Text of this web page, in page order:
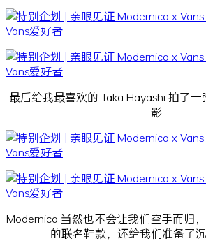
最后给我最喜欢的 Taka Hayashi 拍了
影
Modernica 当然也不会让我们空手而归
的联名鞋款，还给我们准备了